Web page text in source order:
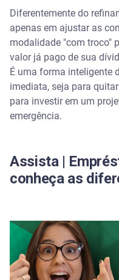
1. Acesso a crédito
2. Unificação e
3. Rapidez e menos
4. Liquidez para
1. Aumento do prazo
3. Risco agravado na
4. Falsa sensação de
Diferentemente do
apenas em ajustar as
modalidade "com troco"
valor já pago de sua
É uma forma inteligente
imediata, seja para
para investir em um
emergência.
Assista |
conheça as